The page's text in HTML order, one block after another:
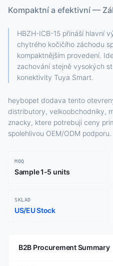
Kompaktní a efektivní —
HBZH-ICB-15 přináší hlavní
chytrého kočičího záchodu
kompaktnějším provedení.
zachování stejně vysokých
konektivity Tuya Smart.
heybopet dodava tento
distributory, velkoobchodniky,
znacky, ktere potrebuji ceny
spolehlivou OEM/ODM podporu.
MOQ
Sample 1-5 units
SKLAD
US/EU Stock
B2B Procurement Summary